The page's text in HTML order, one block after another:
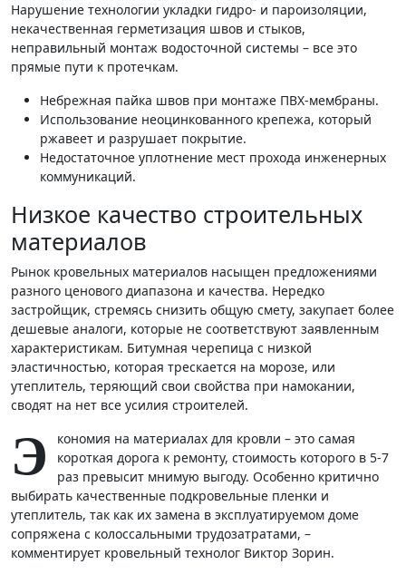
Нарушение технологии укладки гидро- и пароизоляции,
некачественная герметизация швов и стыков,
неправильный монтаж водосточной системы – все это
прямые пути к протечкам.
Небрежная пайка швов при монтаже ПВХ-мембраны.
Использование неоцинкованного крепежа, который
ржавеет и разрушает покрытие.
Недостаточное уплотнение мест прохода инженерных
коммуникаций.
Низкое качество строительных
материалов
Рынок кровельных материалов насыщен предложениями
разного ценового диапазона и качества. Нередко
застройщик, стремясь снизить общую смету, закупает более
дешевые аналоги, которые не соответствуют заявленным
характеристикам. Битумная черепица с низкой
эластичностью, которая трескается на морозе, или
утеплитель, теряющий свои свойства при намокании,
сводят на нет все усилия строителей.
Э
кономия на материалах для кровли – это самая
короткая дорога к ремонту, стоимость которого в 5-7
раз превысит мнимую выгоду. Особенно критично
выбирать качественные подкровельные пленки и
утеплитель, так как их замена в эксплуатируемом доме
сопряжена с колоссальными трудозатратами, –
комментирует кровельный технолог Виктор Зорин.